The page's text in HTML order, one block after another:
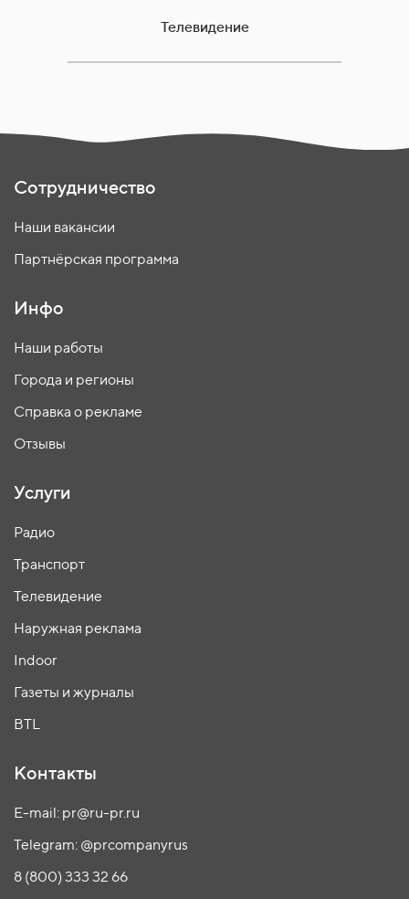
Телевидение
Сотрудничество
Наши вакансии
Партнёрская программа
Инфо
Наши работы
Города и регионы
Справка о рекламе
Отзывы
Услуги
Радио
Транспорт
Телевидение
Наружная реклама
Indoor
Газеты и журналы
BTL
Контакты
E-mail: pr@ru-pr.ru
Telegram: @prcompanyrus
8 (800) 333 32 66